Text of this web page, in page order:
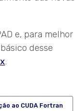
e, para melhor
desse
.
ao CUDA Fortran